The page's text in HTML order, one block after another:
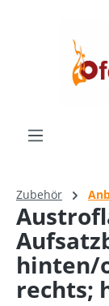
Zubehör
hinten/
rechts;